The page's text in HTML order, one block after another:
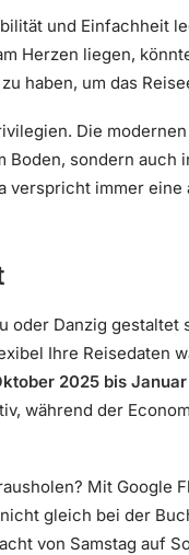
und Einfachheit
Herzen liegen,
haben, um das
Die
sondern auch
immer eine
oder Danzig
Ihre Reisedaten
2025 bis
während der
Mit Google
gleich bei der
von Samstag auf